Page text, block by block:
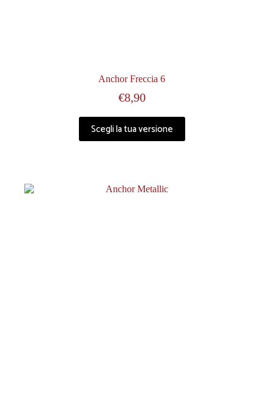
Anchor Freccia 6
€8,90
Scegli la tua versione